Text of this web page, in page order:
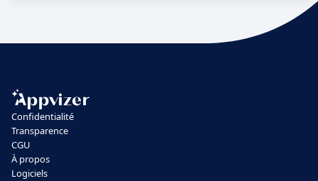
Confidentialité
Transparence
CGU
À propos
Logiciels